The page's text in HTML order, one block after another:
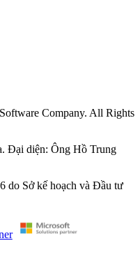
Company. All Rights
Đại diện: Ông Hồ Trung
do Sở kế hoạch và Đầu tư